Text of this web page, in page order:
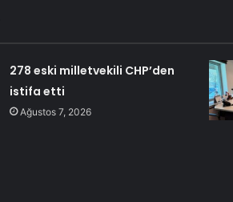
278 eski milletvekili CHP’den
istifa etti
Ağustos 7, 2026